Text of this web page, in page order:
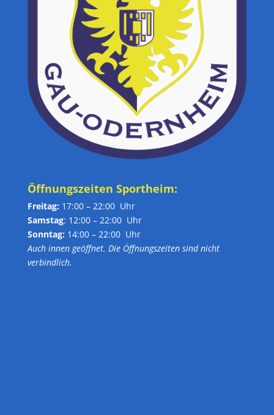
Öffnungszeiten Sportheim:
Freitag: 17:00 – 22:00 Uhr
Samstag: 12:00 – 22:00 Uhr
Sonntag: 14:00 – 22:00 Uhr
Auch innen geöffnet. Die Öffnungszeiten sind nicht
verbindlich.